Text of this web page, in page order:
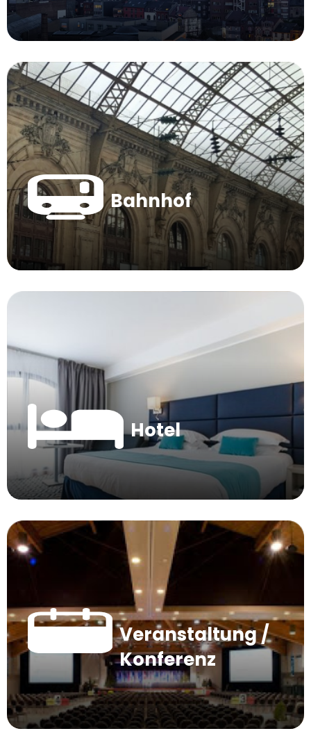
Bahnhof
Hotel
Veranstaltung /
Konferenz